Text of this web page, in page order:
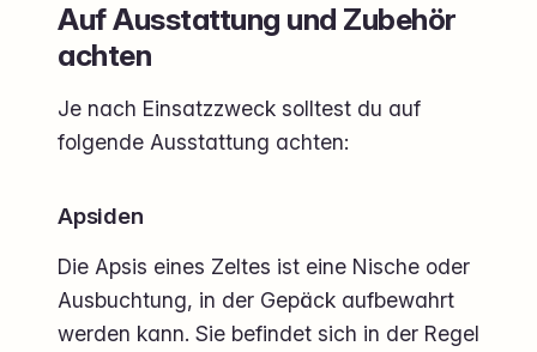
Auf Ausstattung und Zubehör
achten
Je nach Einsatzzweck solltest du auf
folgende Ausstattung achten:
Apsiden
Die Apsis eines Zeltes ist eine Nische oder
Ausbuchtung, in der Gepäck aufbewahrt
werden kann. Sie befindet sich in der Regel